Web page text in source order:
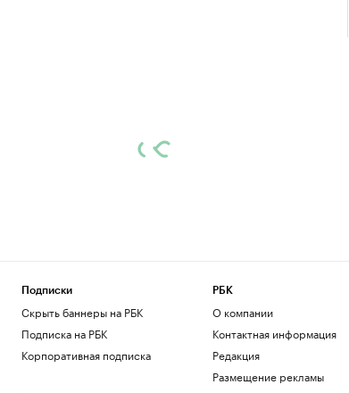
Подписки
Скрыть баннеры на РБК
Подписка на РБК
Корпоративная подписка
РБК
О компании
Контактная информация
Редакция
Размещение рекламы